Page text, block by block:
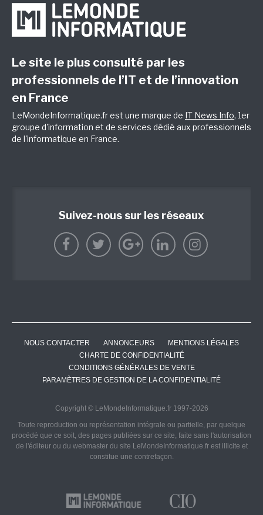
Le site le plus consulté par les
professionnels de l’IT et de l’innovation
en France
LeMondeInformatique.fr est une marque de IT News Info, 1er
groupe d'information et de services dédié aux professionnels
de l'informatique en France.
Suivez-nous sur les réseaux
NOUS CONTACTER ANNONCEURS
MENTIONS LÉGALES
CHARTE DE CONFIDENTIALITÉ
CONDITIONS GÉNÉRALES DE VENTE
PARAMÈTRES DE GESTION DE LA CONFIDENTIALITÉ
Copyright © LeMondeInformatique.fr 1997-2026
Toute reproduction ou représentation intégrale ou partielle, par quelque
procédé que ce soit, des pages publiées sur ce site, faite sans l'autorisation
de l'éditeur ou du webmaster du site LeMondeInformatique.fr est illicite et
constitue une contrefaçon.